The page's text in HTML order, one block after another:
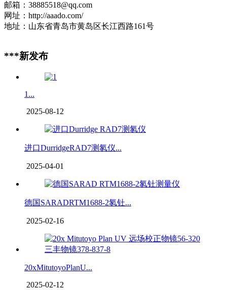
邮箱：38885518@qq.com
网址：http://aaado.com/
地址：山东省青岛市黄岛区长江西路161号
***新发布
1...
2025-08-12
进口DurridgeRAD7测氡仪...
2025-04-01
德国SARADRTM1688-2氡钍...
2025-02-16
20xMitutoyoPlanU...
2025-02-12